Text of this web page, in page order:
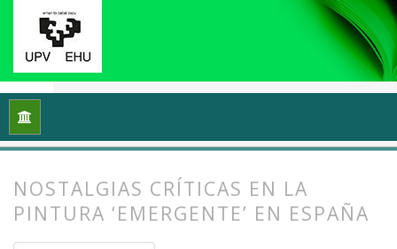
Inicio
NOSTALGIAS CRÍTICAS EN LA
PINTURA ‘EMERGENTE’ EN ESPAÑA